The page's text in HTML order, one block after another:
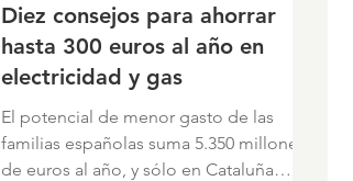
Diez consejos para ahorrar
hasta 300 euros al año en
electricidad y gas
El potencial de menor gasto de las
familias españolas suma 5.350 millones
de euros al año, y sólo en Cataluña